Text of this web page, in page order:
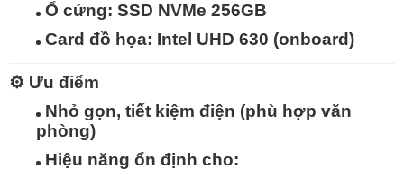
Ổ cứng: SSD NVMe 256GB
Card đồ họa: Intel UHD 630 (onboard)
⚙️ Ưu điểm
Nhỏ gọn, tiết kiệm điện (phù hợp văn
phòng)
Hiệu năng ổn định cho: